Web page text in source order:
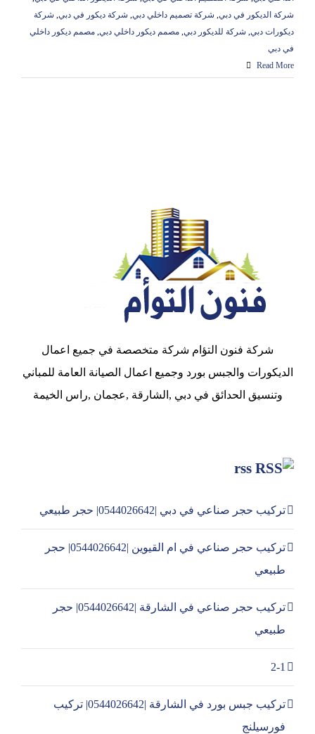
شركة الديكور في دبي, شركة تصميم داخلي دبي, شركة ديكور في دبي, شركة
ديكورات دبي, شركة للديكور دبي, مصمم ديكور داخلي دبي, مصمم ديكور داخلي
في دبي
Read More
شركة فنون التؤام شركة متخصصة في جميع اعمال
الديكورات والجبس بورد وجميع اعمال الصيانة العامة للمباني
وتنسيق الحدائق في دبي ,الشارقة ,عجمان ,راس الخيمة
rss
تركيب حجر صناعي في دبي |0544026642| حجر طبيعي
تركيب حجر صناعي في ام القيوين |0544026642| حجر
طبيعي
تركيب حجر صناعي في الشارقة |0544026642| حجر
طبيعي
2-1
تركيب جبس بورد في الشارقة |0544026642| تركيب
فورسيلنج